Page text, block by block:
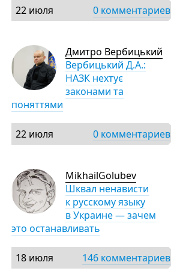
22 июля 0 комментариев
Дмитро Вербицький
Вербицький Д.А.:
НАЗК нехтує
законами та
поняттями
22 июля 0 комментариев
MikhailGolubev
Шквал ненависти
к русскому языку
в Украине — зачем
это останавливать
18 июля 146 комментариев